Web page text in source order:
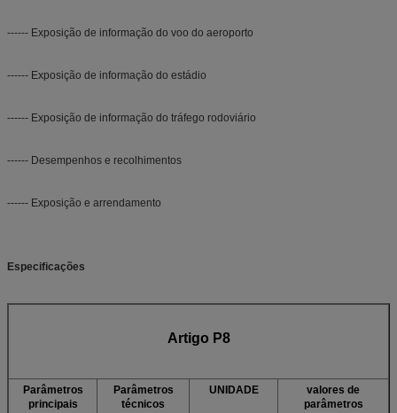
------ Exposição de informação do voo do aeroporto
------ Exposição de informação do estádio
------ Exposição de informação do tráfego rodoviário
------ Desempenhos e recolhimentos
------ Exposição e arrendamento
Especificações
Artigo P8
Parâmetros
principais
Parâmetros
técnicos
UNIDADE
valores de
parâmetros